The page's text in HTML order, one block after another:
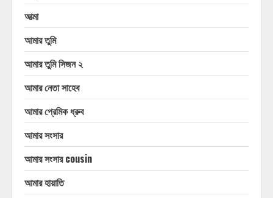
আত্মা
আমার তুমি
আমার তুমি সিজন ২
আমার নেতা সাহেব
আমার প্রেমিক ধ্রুব
আমার সংসার
আমার সংসার cousin
আমার হায়াতি